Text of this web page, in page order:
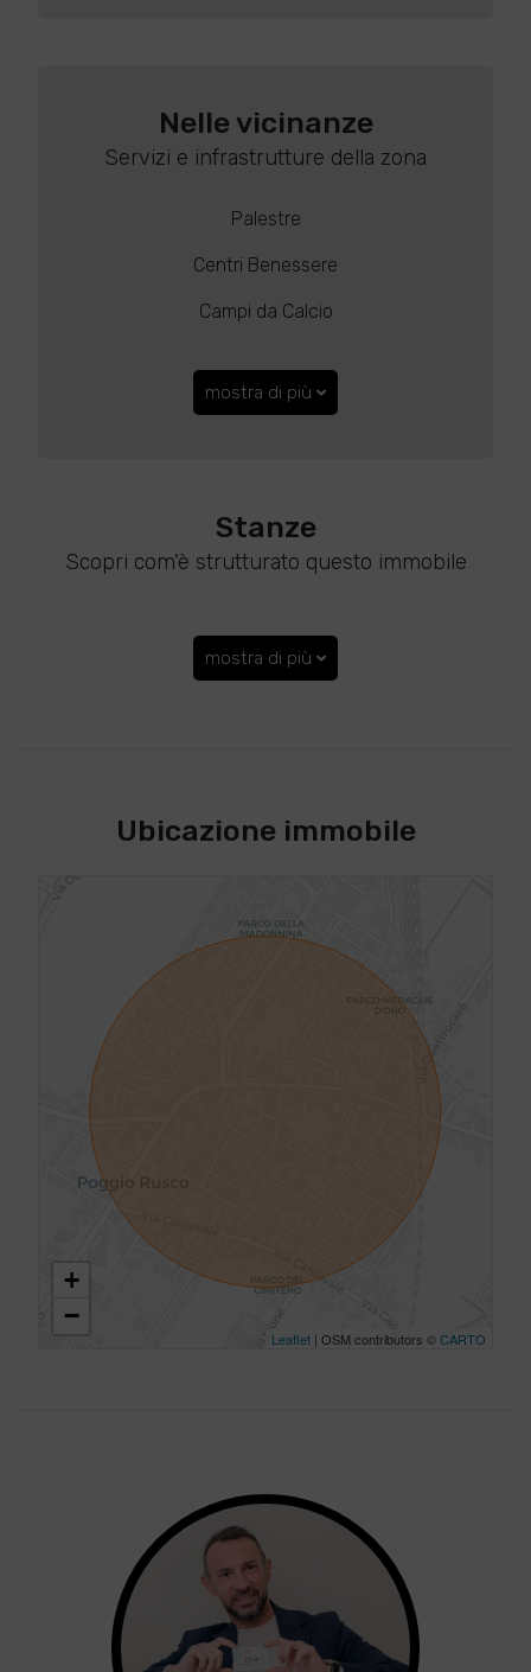
Nelle vicinanze
Servizi e infrastrutture della zona
Palestre
Centri Benessere
Campi da Calcio
mostra di più
Stanze
Scopri com'è strutturato questo immobile
mostra di più
Ubicazione immobile
+
−
Leaflet| OSM contributors ©CARTO